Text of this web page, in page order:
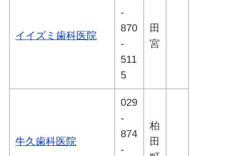
イイズミ歯科医院
-
870
-
511
5
田
宮
牛久歯科医院
029
-
874
-
柏
田